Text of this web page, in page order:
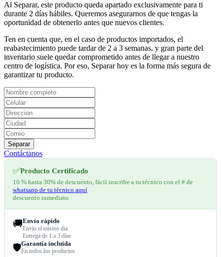
Al Separar, este producto queda apartado exclusivamente para ti
durante 2 días hábiles. Queremos asegurarnos de que tengas la
oportunidad de obtenerlo antes que nuevos clientes.
Ten en cuenta que, en el caso de productos importados, el
reabastecimiento puede tardar de 2 a 3 semanas, y gran parte del
inventario suele quedar comprometido antes de llegar a nuestro
centro de logística. Por eso, Separar hoy es la forma más segura de
garantizar tu producto.
Separar
Contáctanos
✅Producto Certificado
10 % hasta 30% de descuento, fácil inscribe a tu técnico con el # de
whatsapp de tu técnico aquí
descuento inmediato
🚚Envío rápido
Envío el mismo dia
Entrega de 1 a 3 días
🛡️Garantía incluida
En todos los productos